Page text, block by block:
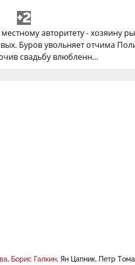
+2
авторитету - хозяину
Буров увольняет отчима
свадьбу влюбленн...
Борис Галкин Ян Цапник Петр